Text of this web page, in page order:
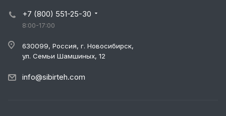
+7 (800) 551-25-30
8:00-17:00
630099, Россия, г. Новосибирск,
ул. Семьи Шамшиных, 12
info@sibirteh.com